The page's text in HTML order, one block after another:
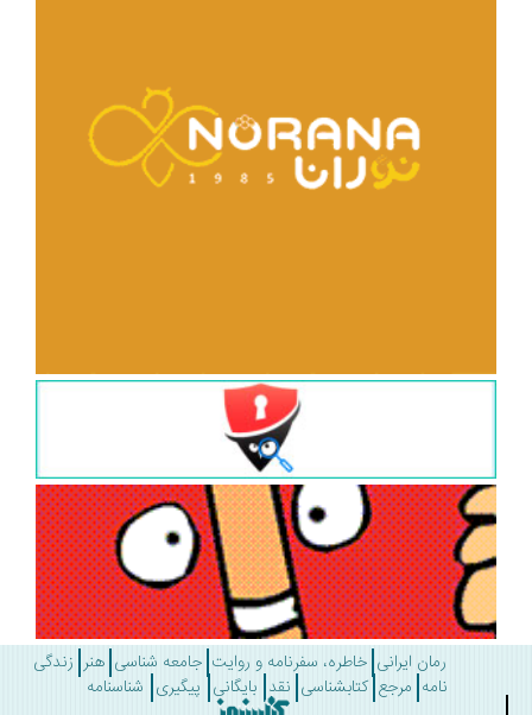
رمان ایرانی خاطره، سفرنامه و روایت جامعه شناسی هنر زندگی
مرجع کتابشناسی نقد بایگانی پیگیری شناسنامه